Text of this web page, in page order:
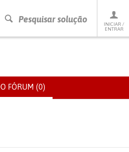
Pesquisar solução
INICIAR /
ENTRAR
FÓRUM (0)
ATIVO)